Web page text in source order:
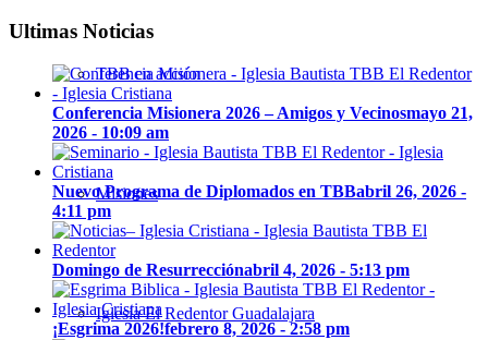
TBB en acción
Misiones
Iglesia El Redentor Guadalajara
Ultimas Noticias
Conferencia Misionera 2026 – Amigos y Vecinosmayo 21,
2026 - 10:09 am
Nuevo Programa de Diplomados en TBBabril 26, 2026 -
4:11 pm
Domingo de Resurrecciónabril 4, 2026 - 5:13 pm
¡Esgrima 2026!febrero 8, 2026 - 2:58 pm